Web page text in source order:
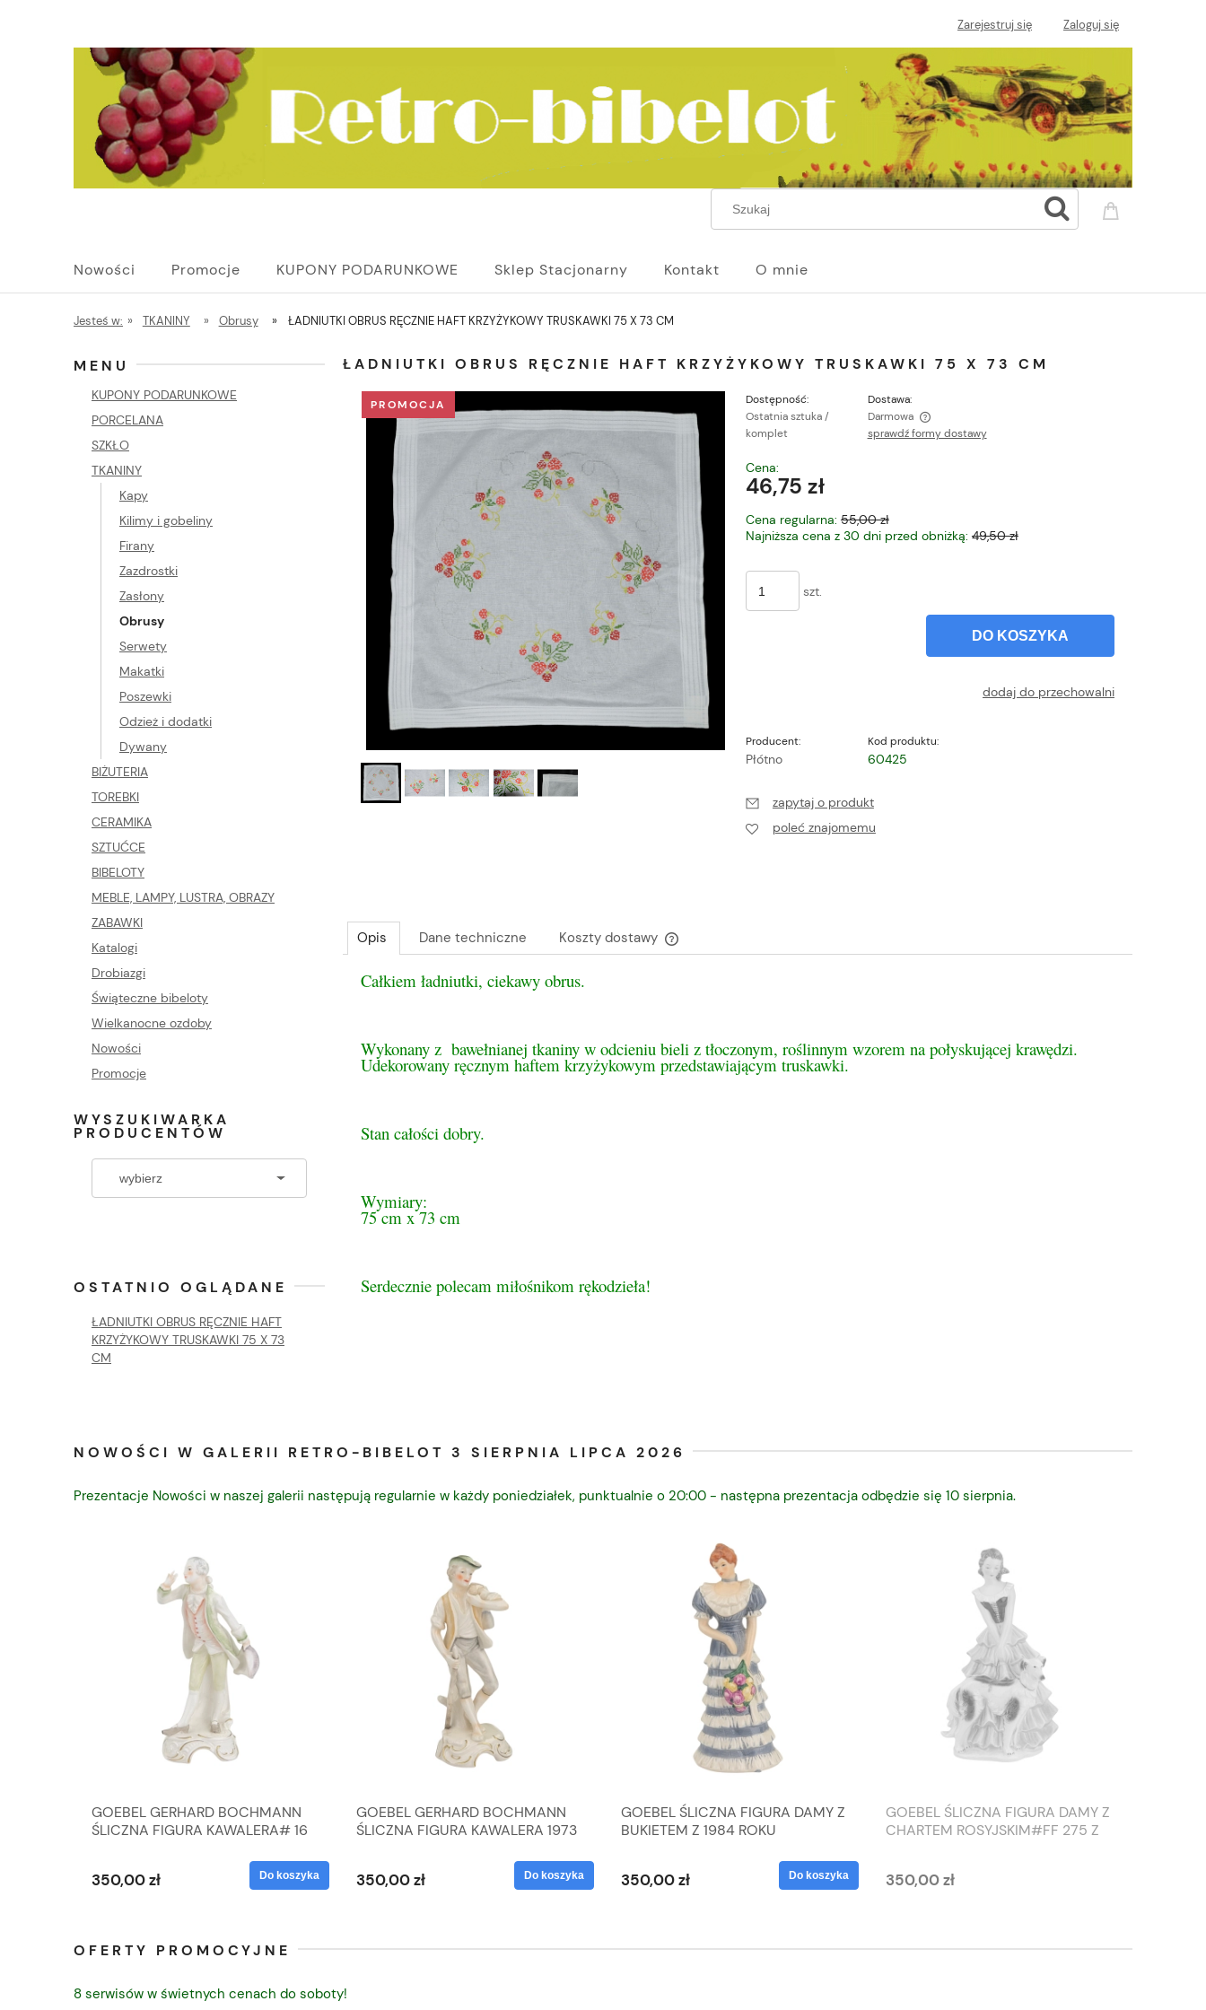
Zarejestruj się Zaloguj się
Nowości Promocje KUPONY PODARUNKOWE Sklep Stacjonarny Kontakt O mnie
Jesteś w: » TKANINY » Obrusy » ŁADNIUTKI OBRUS RĘCZNIE HAFT KRZYŻYKOWY TRUSKAWKI 75 X 73 CM
MENU
KUPONY PODARUNKOWE
PORCELANA
SZKŁO
TKANINY
Kapy
Kilimy i gobeliny
Firany
Zazdrostki
Zasłony
Obrusy
Serwety
Makatki
Poszewki
Odzież i dodatki
Dywany
BIŻUTERIA
TOREBKI
CERAMIKA
SZTUĆCE
BIBELOTY
MEBLE, LAMPY, LUSTRA, OBRAZY
ZABAWKI
Katalogi
Drobiazgi
Świąteczne bibeloty
Wielkanocne ozdoby
Nowości
Promocje
WYSZUKIWARKA
PRODUCENTÓW
OSTATNIO OGLĄDANE
ŁADNIUTKI OBRUS RĘCZNIE HAFT
KRZYŻYKOWY TRUSKAWKI 75 X 73
CM
ŁADNIUTKI OBRUS RĘCZNIE HAFT KRZYŻYKOWY TRUSKAWKI 75 X 73 CM
PROMOCJA
Dostępność:
Ostatnia sztuka /
komplet
Dostawa:
Darmowa
Cena nie zawiera ewentualnych kosztów
sprawdź formy dostawy
Cena:
46,75 zł
Cena regularna: 55,00 zł
Najniższa cena z 30 dni przed obniżką: 49,50 zł
szt.
DO KOSZYKA
dodaj do przechowalni
Producent:
Płótno
Kod produktu:
60425
zapytaj o produkt
poleć znajomemu
Opis Dane techniczne Koszty dostawy
Całkiem ładniutki, ciekawy obrus.
Wykonany z bawełnianej tkaniny w odcieniu bieli z tłoczonym, roślinnym wzorem na połyskującej krawędzi.
Udekorowany ręcznym haftem krzyżykowym przedstawiającym truskawki.
Stan całości dobry.
Wymiary:
75 cm x 73 cm
Serdecznie polecam miłośnikom rękodzieła!
NOWOŚCI W GALERII RETRO-BIBELOT 3 SIERPNIA LIPCA 2026
Prezentacje Nowości w naszej galerii następują regularnie w każdy poniedziałek, punktualnie o 20:00 - następna prezentacja odbędzie się 10 sierpnia.
GOEBEL GERHARD BOCHMANN
ŚLICZNA FIGURA KAWALERA# 16
350,00 zł Do koszyka
GOEBEL GERHARD BOCHMANN
ŚLICZNA FIGURA KAWALERA 1973
350,00 zł Do koszyka
GOEBEL ŚLICZNA FIGURA DAMY Z
BUKIETEM Z 1984 ROKU
350,00 zł Do koszyka
GOEBEL ŚLICZNA FIGURA DAMY Z
CHARTEM ROSYJSKIM#FF 275 Z
350,00 zł
OFERTY PROMOCYJNE
8 serwisów w świetnych cenach do soboty!